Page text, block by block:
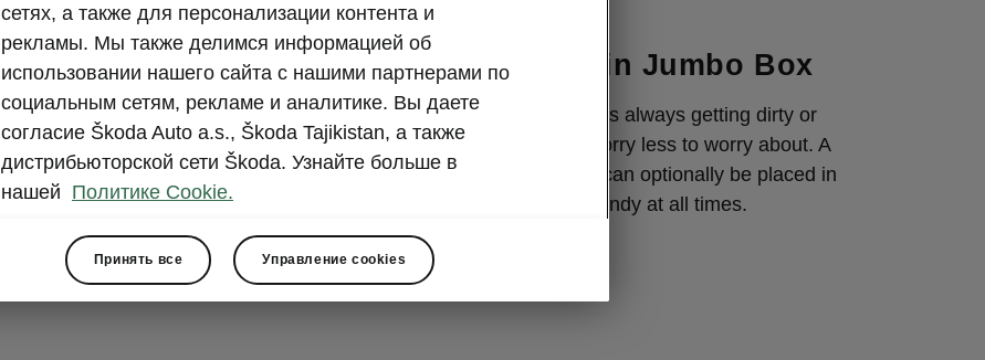
Škoda Superb clever details
Display cleaner in Jumbo Box
If your infotainment display is always getting dirty or
dusty, now you have one worry less to worry about. A
convenient display cleaner can optionally be placed in
the Jumbo Box to keep it handy at all times.
сетях, а также для персонализации контента и
рекламы. Мы также делимся информацией об
использовании нашего сайта с нашими партнерами по
социальным сетям, рекламе и аналитике. Вы даете
согласие Škoda Auto a.s., Škoda Tajikistan, а также
дистрибьюторской сети Škoda. Узнайте больше в
нашей Политике Cookie.
Принять все Управление cookies